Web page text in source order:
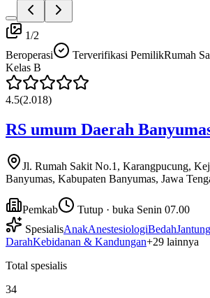
1/2
Beroperasi
Terverifikasi PemilikRumah
Kelas B
4.5(2.018)
RS umum Daerah
Jl. Rumah Sakit No.1, Karangpucung,
Banyumas, Kabupaten Banyumas, Jawa
Pemkab
Tutup · buka Senin 07.00
SpesialisAnakAnestesiologiBedah
DarahKebidanan & Kandungan+29 lainnya
Total spesialis
34